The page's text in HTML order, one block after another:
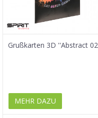
Grußkarten 3D ''Abstract
MEHR DAZU